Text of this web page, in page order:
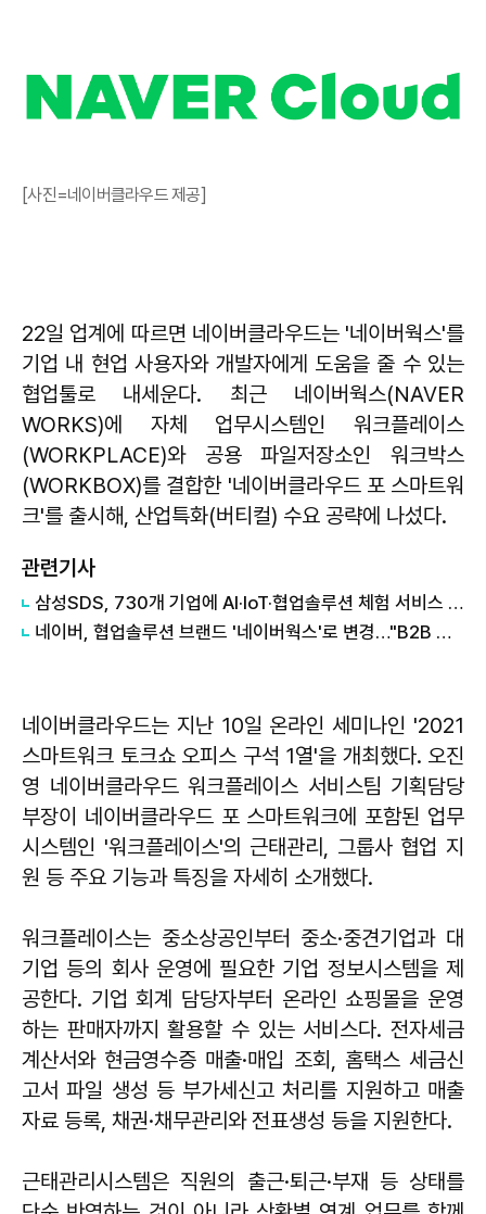
[사진=네이버클라우드 제공]
22일 업계에 따르면 네이버클라우드는 '네이버웍스'를
기업 내 현업 사용자와 개발자에게 도움을 줄 수 있는
협업툴로 내세운다. 최근 네이버웍스(NAVER
WORKS)에 자체 업무시스템인 워크플레이스
(WORKPLACE)와 공용 파일저장소인 워크박스
(WORKBOX)를 결합한 '네이버클라우드 포 스마트워
크'를 출시해, 산업특화(버티컬) 수요 공략에 나섰다.
관련기사
삼성SDS, 730개 기업에 AI·IoT·협업솔루션 체험 서비스 제공
네이버, 협업솔루션 브랜드 '네이버웍스'로 변경…"B2B 시너지 도모"
네이버클라우드는 지난 10일 온라인 세미나인 '2021
스마트워크 토크쇼 오피스 구석 1열'을 개최했다. 오진
영 네이버클라우드 워크플레이스 서비스팀 기획담당
부장이 네이버클라우드 포 스마트워크에 포함된 업무
시스템인 '워크플레이스'의 근태관리, 그룹사 협업 지
원 등 주요 기능과 특징을 자세히 소개했다.
워크플레이스는 중소상공인부터 중소·중견기업과 대
기업 등의 회사 운영에 필요한 기업 정보시스템을 제
공한다. 기업 회계 담당자부터 온라인 쇼핑몰을 운영
하는 판매자까지 활용할 수 있는 서비스다. 전자세금
계산서와 현금영수증 매출·매입 조회, 홈택스 세금신
고서 파일 생성 등 부가세신고 처리를 지원하고 매출
자료 등록, 채권·채무관리와 전표생성 등을 지원한다.
근태관리시스템은 직원의 출근·퇴근·부재 등 상태를